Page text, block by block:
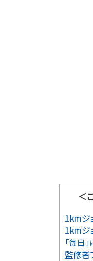
＜
1kmジ
1kmジ
「毎日
監修者